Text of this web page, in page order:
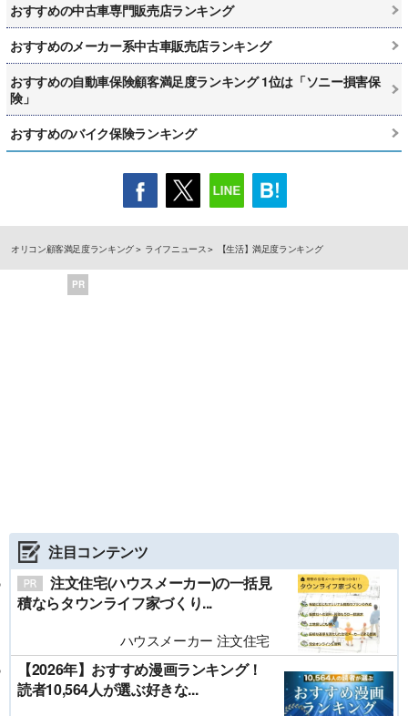
おすすめの中古車専門販売店ランキング
おすすめのメーカー系中古車販売店ランキング
おすすめの自動車保険顧客満足度ランキング 1位は「ソニー損害保
険」
おすすめのバイク保険ランキング
オリコン顧客満足度ランキング ライフニュース 【生活】満足度ランキング
PR
注目コンテンツ
注文住宅(ハウスメーカー)の一括見
積ならタウンライフ家づくり...
ハウスメーカー 注文住宅
【2026年】おすすめ漫画ランキング！
読者10,564人が選ぶ好きな...